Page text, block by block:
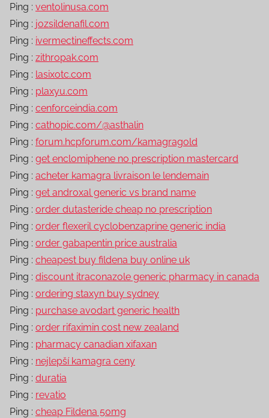
Ping : ventolinusa.com
Ping : jozsildenafil.com
Ping : ivermectineffects.com
Ping : zithropak.com
Ping : lasixotc.com
Ping : plaxyu.com
Ping : cenforceindia.com
Ping : cathopic.com/@asthalin
Ping : forum.hcpforum.com/kamagragold
Ping : get enclomiphene no prescription mastercard
Ping : acheter kamagra livraison le lendemain
Ping : get androxal generic vs brand name
Ping : order dutasteride cheap no prescription
Ping : order flexeril cyclobenzaprine generic india
Ping : order gabapentin price australia
Ping : cheapest buy fildena buy online uk
Ping : discount itraconazole generic pharmacy in canada
Ping : ordering staxyn buy sydney
Ping : purchase avodart generic health
Ping : order rifaximin cost new zealand
Ping : pharmacy canadian xifaxan
Ping : nejlepší kamagra ceny
Ping : duratia
Ping : revatio
Ping : cheap Fildena 50mg